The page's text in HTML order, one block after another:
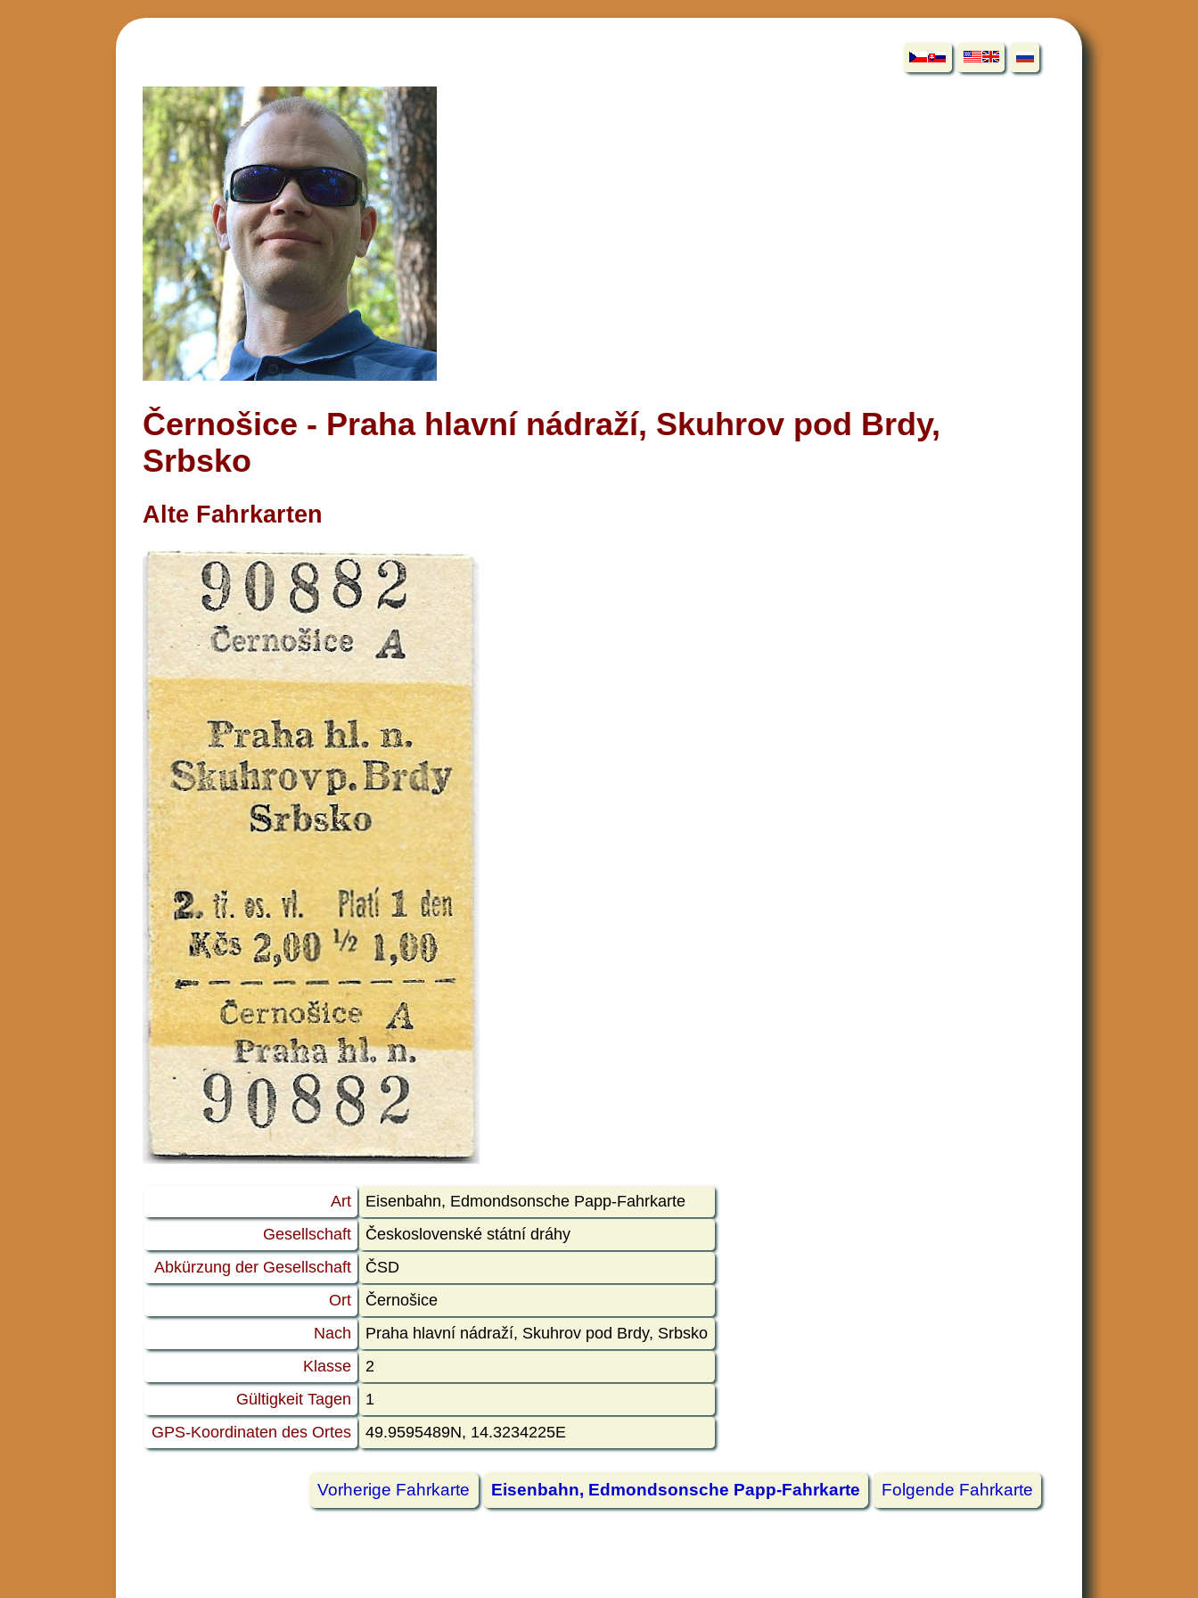
Černošice - Praha hlavní nádraží, Skuhrov pod Brdy,
Srbsko
Alte Fahrkarten
Art
Eisenbahn, Edmondsonsche Papp-Fahrkarte
Gesellschaft
Československé státní dráhy
Abkürzung der Gesellschaft
ČSD
Ort
Černošice
Nach
Praha hlavní nádraží, Skuhrov pod Brdy, Srbsko
Klasse
2
Gültigkeit Tagen
1
GPS-Koordinaten des Ortes
49.9595489N, 14.3234225E
Vorherige Fahrkarte Eisenbahn, Edmondsonsche Papp-Fahrkarte Folgende Fahrkarte